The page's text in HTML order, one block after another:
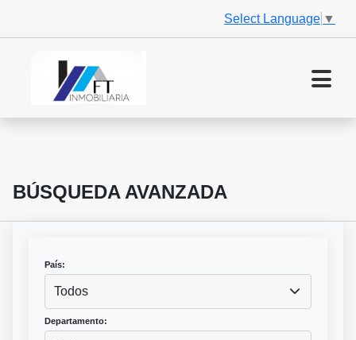
Select Language ▼
BÚSQUEDA AVANZADA
País:
Todos
Departamento: